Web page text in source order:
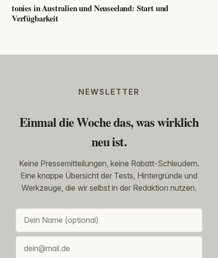
tonies in Australien und Neuseeland: Start und
Verfügbarkeit
NEWSLETTER
Einmal die Woche das, was wirklich
neu ist.
Keine Pressemitteilungen, keine Rabatt-Schleudern.
Eine knappe Übersicht der Tests, Hintergründe und
Werkzeuge, die wir selbst in der Redaktion nutzen.